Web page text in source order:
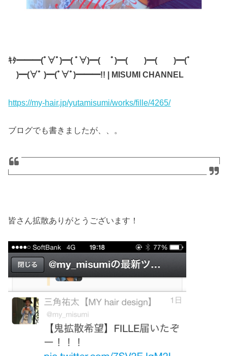
ｷﾀ━━━(ﾟ∀ﾟ)━( ﾟ∀)━( ﾟ)━( )━( )━(ﾟ
)━(∀ﾟ )━(ﾟ∀ﾟ)━━━!! | MISUMI CHANNEL
https://my-hair.jp/yutamisumi/works/fille/4265/
ブログでも書きましたが、、。
皆さん拡散ありがとうございます！